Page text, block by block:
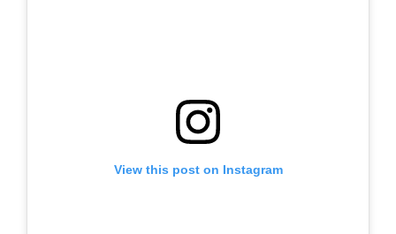
View this post on Instagram